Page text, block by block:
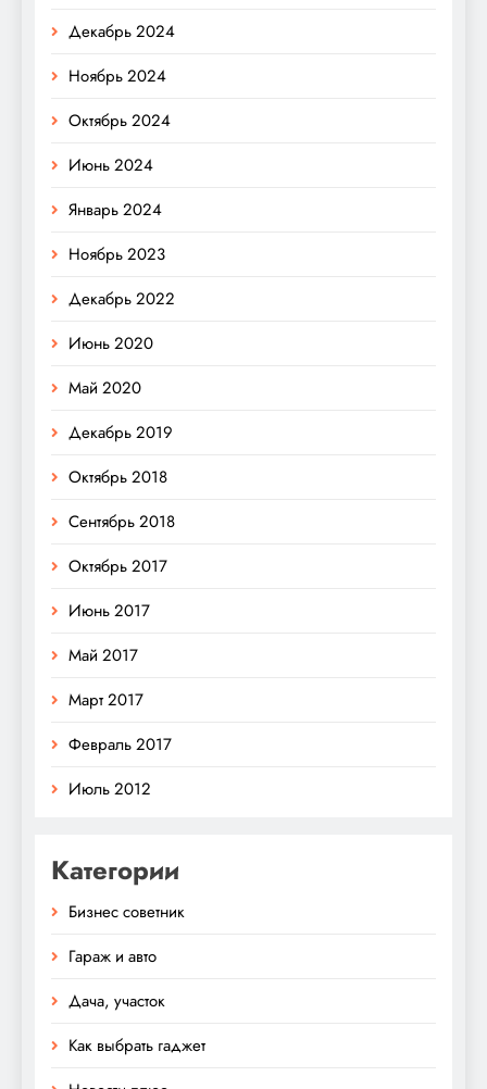
Декабрь 2024
Ноябрь 2024
Октябрь 2024
Июнь 2024
Январь 2024
Ноябрь 2023
Декабрь 2022
Июнь 2020
Май 2020
Декабрь 2019
Октябрь 2018
Сентябрь 2018
Октябрь 2017
Июнь 2017
Май 2017
Март 2017
Февраль 2017
Июль 2012
Категории
Бизнес советник
Гараж и авто
Дача, участок
Как выбрать гаджет